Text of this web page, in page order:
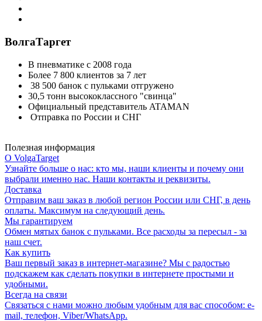
ВолгаТаргет
В пневматике с 2008 года
Более 7 800 клиентов за 7 лет
38 500 банок с пульками отгружено
30,5 тонн высококлассного "свинца"
Официальный представитель ATAMAN
Отправка по России и СНГ
Полезная информация
О VolgaTarget
Узнайте больше о нас: кто мы, наши клиенты и почему они
выбрали именно нас. Наши контакты и реквизиты.
Доставка
Отправим ваш заказ в любой регион России или СНГ, в день
оплаты. Максимум на следующий день.
Мы гарантируем
Обмен мятых банок с пульками. Все расходы за пересыл - за
наш счет.
Как купить
Ваш первый заказ в интернет-магазине? Мы с радостью
подскажем как сделать покупки в интернете простыми и
удобными.
Всегда на связи
Связаться с нами можно любым удобным для вас способом: e-
mail, телефон, Viber/WhatsApp.